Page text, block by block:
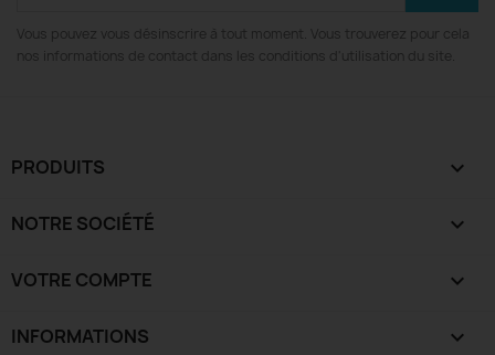
Vous pouvez vous désinscrire à tout moment. Vous trouverez pour cela
nos informations de contact dans les conditions d'utilisation du site.
PRODUITS 
NOTRE SOCIÉTÉ 
VOTRE COMPTE 
INFORMATIONS keyboard_arrow_down